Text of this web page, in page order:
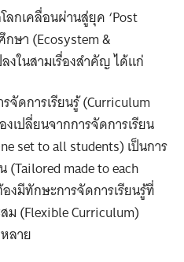
ลกเคลื่อนผ่านสู่ยุค ‘Post
กษา (Ecosystem &
งในสามเรื่องสำคัญ ได้แก่
ดการเรียนรู้ (Curriculum
เปลี่ยนจากการจัดการเรียน
set to all students) เป็นการ
made to each
งมีทักษะการจัดการเรียนรู้ที่
ม (Flexible Curriculum)
ลาย